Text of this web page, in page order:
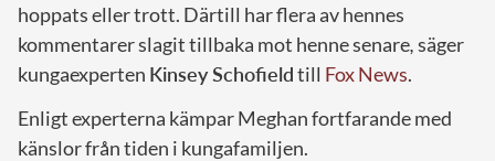
hoppats eller trott. Därtill har flera av hennes
kommentarer slagit tillbaka mot henne senare,säger
kungaexperten Kinsey Schofieldtill Fox News.
Enligt experterna kämpar Meghan fortfarande med
känslor från tiden i kungafamiljen.